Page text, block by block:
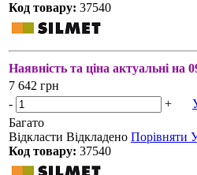
Код товару: 37540
Наявність та ціна актуальні на
7 642 грн
-
+
Багато
Відкласти Відкладено Порівняти
Код товару: 37540